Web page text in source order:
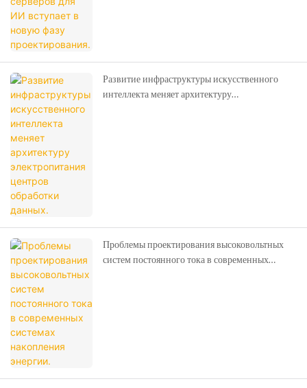
Развитие инфраструктуры искусственного
интеллекта меняет архитектуру
Проблемы проектирования высоковольтных
систем постоянного тока в современных